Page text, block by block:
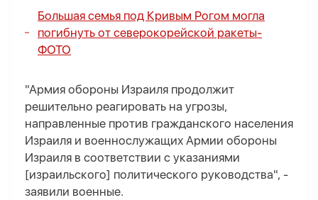
Большая семья под Кривым Рогом могла
погибнуть от северокорейской ракеты-
ФОТО
"Армия обороны Израиля продолжит
решительно реагировать на угрозы,
направленные против гражданского населения
Израиля и военнослужащих Армии обороны
Израиля в соответствии с указаниями
[израильского] политического руководства", -
заявили военные.